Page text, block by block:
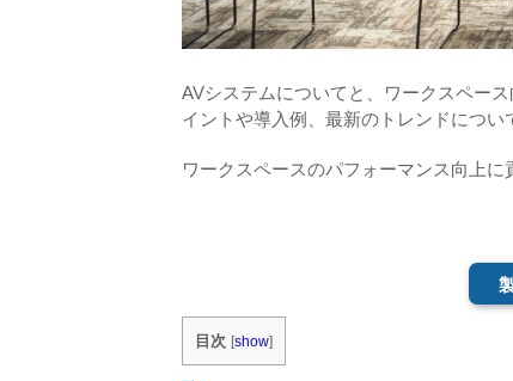
AVシステムについてと、ワークスペー
イントや導入例、最新のトレンドについ
ワークスペースのパフォーマンス向上に
目次 [show]